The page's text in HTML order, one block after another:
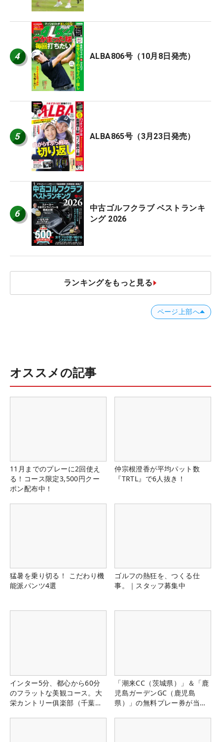
4 ALBA806号（10月8日発売）
5 ALBA865号（3月23日発売）
6
中古ゴルフクラブ ベストランキ
ング 2026
ランキングをもっと見る
ページ上部へ
オススメの記事
11月までのプレーに2回使え
る！コース限定3,500円クー
ポン配布中！
仲宗根澄香が平均パット数
『TRTL』で6人抜き！
猛暑を乗り切る！ こだわり機
能派パンツ4選
ゴルフの熱狂を、つくる仕
事。｜スタッフ募集中
インター5分、都心から60分
のフラットな美観コース。大
栄カントリー俱楽部（千葉
「潮来CC（茨城県）」＆「鹿
児島ガーデンGC（鹿児島
県）」の無料プレー券が当た